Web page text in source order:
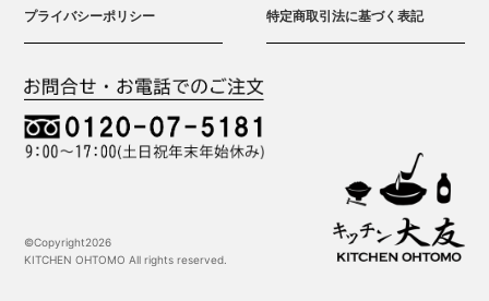
プライバシーポリシー 特定商取引法に基づく表記
©Copyright2026
KITCHEN OHTOMO All rights reserved.